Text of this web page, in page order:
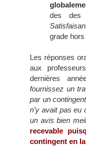
des des
grade
Les réponses
aux
dernières
fournissez un
par un
n’y avait pas eu
un avis bien
recevable
contingent en